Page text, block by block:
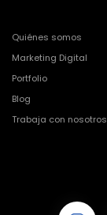
Quiénes somos
Marketing Digital
Portfolio
Blog
Trabaja con nosotros